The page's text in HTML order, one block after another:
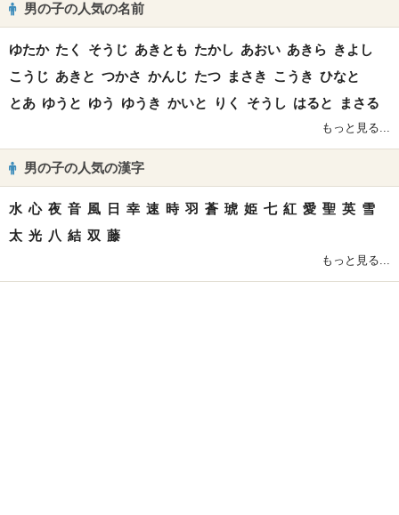
男の子の人気の名前
ゆたか たく そうじ あきとも たかし あおい あきら きよし
こうじ あきと つかさ かんじ たつ まさき こうき ひなと
とあ ゆうと ゆう ゆうき かいと りく そうし はると まさる
もっと見る...
男の子の人気の漢字
水 心 夜 音 風 日 幸 速 時 羽 蒼 琥 姫 七 紅 愛 聖 英 雪
太 光 八 結 双 藤
もっと見る...